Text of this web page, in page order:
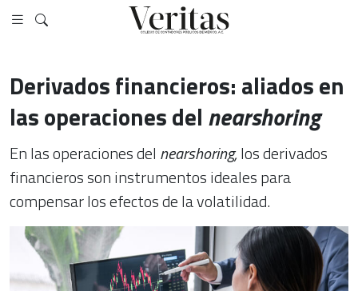
Derivados financieros: aliados en
las operaciones del nearshoring
En las operaciones del nearshoring,los derivados
financieros son instrumentos ideales para
compensar los efectos de la volatilidad.